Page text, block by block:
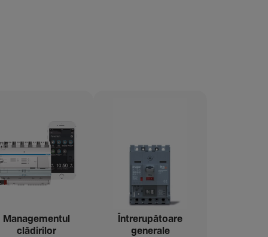
Managementul
clădi­rilor
Între­ru­pă­toare
gene­rale